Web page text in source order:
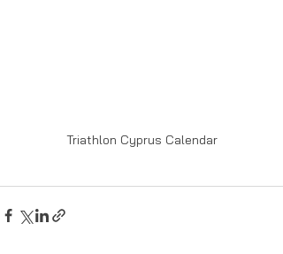
Triathlon Cyprus Calendar